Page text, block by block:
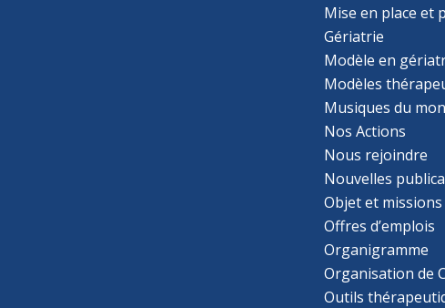
Mise en place et
Gériatrie
Modèle en
Modèles
Musiques du
Nos Actions
Nous rejoindre
Nouvelles
Objet et missions
Offres d’emplois
Organigramme
Organisation de
Outils